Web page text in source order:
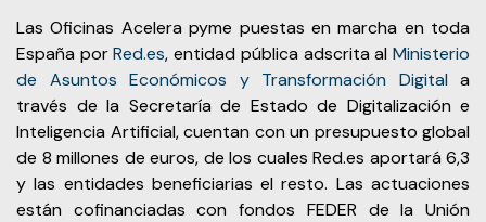
Las Oficinas Acelera pyme puestas en marcha en toda
España porRed.es, entidad pública adscrita alMinisterio
de Asuntos Económicos y Transformación Digital a
través de la Secretaría de Estado de Digitalización e
Inteligencia Artificial, cuentan con un presupuesto global
de 8 millones de euros, de los cuales Red.es aportará 6,3
y las entidades beneficiarias el resto. Las actuaciones
están cofinanciadas con fondos FEDER de la Unión